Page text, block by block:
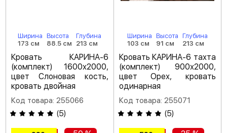
Ширина
173 см
Высота
88.5 см
Глубина
213 см
Кровать КАРИНА-6
(комплект) 1600х2000,
цвет Слоновая кость,
кровать двойная
Код товара: 255066
(5)
Ширина
103 см
Высота
91 см
Глубина
213 см
Кровать КАРИНА-6 тахта
(комплект) 900х2000,
цвет Орех, кровать
одинарная
Код товара: 255071
(5)